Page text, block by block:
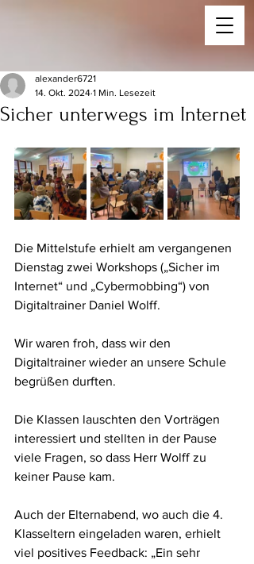
Sicher unterwegs im Internet
alexander6721
14. Okt. 2024 1 Min. Lesezeit
Die Mittelstufe erhielt am vergangenen
Dienstag zwei Workshops („Sicher im
Internet“ und „Cybermobbing“) von
Digitaltrainer Daniel Wolff.
Wir waren froh, dass wir den
Digitaltrainer wieder an unsere Schule
begrüßen durften.
Die Klassen lauschten den Vorträgen
interessiert und stellten in der Pause
viele Fragen, so dass Herr Wolff zu
keiner Pause kam.
Auch der Elternabend, wo auch die 4.
Klasseltern eingeladen waren, erhielt
viel positives Feedback: „Ein sehr